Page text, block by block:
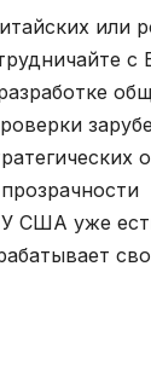
или
с
США уже